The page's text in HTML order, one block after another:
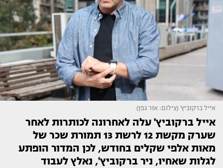
אייל ברקוביץ' (צילום: אור גפן)
אייל ברקוביץ' עלה לאחרונה לכותרות לאחר
שערק מקשת 12 לרשת 13 תמורת שכר של
מאות אלפי שקלים בחודש, לכן המדור הופתע
לגלות שאחיו, ניר ברקוביץ', נאלץ לעבוד